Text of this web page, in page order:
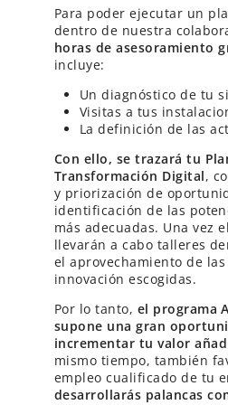
Para poder ejecutar un
dentro de nuestra
horas de asesoramiento
incluye:
Un diagnóstico de tu
Visitas a tus
La definición de las
Con ello, se trazará tu
Transformación Digital,
y priorización de
identificación de las
más adecuadas. Una vez
llevarán a cabo talleres
el aprovechamiento de
innovación escogidas.
Por lo tanto, el programa
supone una gran
incrementar tu valor
mismo tiempo, también
empleo cualificado de tu
desarrollarás palancas